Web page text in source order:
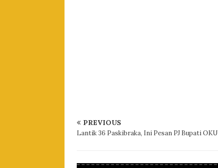
PREVIOUS
Lantik 36 Paskibraka, Ini Pesan PJ Bupati OKU